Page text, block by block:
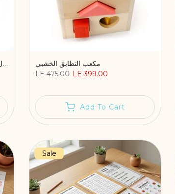
بازل خشبي ترتيب وتطابق الالوان 24 كارت
مكعب التطابق الخشبي
LE 475.00 LE 399.00
Add To Cart
Sale